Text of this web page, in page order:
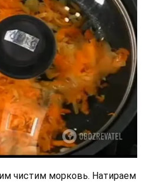
чистим морковь. Натираем